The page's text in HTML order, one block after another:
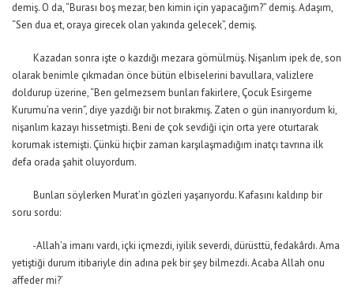
demiş. O da, “Burası boş mezar, ben kimin için yapacağım?” demiş. Adaşım,
“Sen dua et, oraya girecek olan yakında gelecek”, demiş.
Kazadan sonra işte o kazdığı mezara gömülmüş. Nişanlım ipek de, son
olarak benimle çıkmadan önce bütün elbiselerini bavullara, valizlere
doldurup üzerine, “Ben gelmezsem bunları fakirlere, Çocuk Esirgeme
Kurumu’na verin”, diye yazdığı bir not bırakmış. Zaten o gün inanıyordum ki,
nişanlım kazayı hissetmişti. Beni de çok sevdiği için orta yere oturtarak
korumak istemişti. Çünkü hiçbir zaman karşılaşmadığım inatçı tavrına ilk
defa orada şahit oluyordum.
Bunları söylerken Murat’ın gözleri yaşarıyordu. Kafasını kaldırıp bir
soru sordu:
-Allah’a imanı vardı, içki içmezdi, iyilik severdi, dürüsttü, fedakârdı. Ama
yetiştiği durum itibariyle din adına pek bir şey bilmezdi. Acaba Allah onu
affeder mi?’